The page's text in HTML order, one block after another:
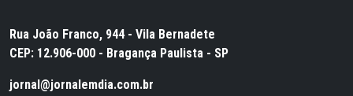
Rua João Franco, 944 - Vila Bernadete
CEP: 12.906-000 - Bragança Paulista - SP
jornal@jornalemdia.com.br